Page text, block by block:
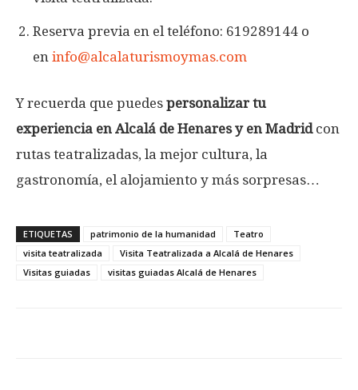
Reserva previa en el teléfono: 619289144 o
en info@alcalaturismoymas.com
Y recuerda que puedes personalizar tu
experiencia en Alcalá de Henares y en Madridcon
rutas teatralizadas, la mejor cultura, la
gastronomía, el alojamiento y más sorpresas…
ETIQUETAS patrimonio de la humanidad
Teatro
visita teatralizada
Visita Teatralizada a Alcalá de Henares
Visitas guiadas
visitas guiadas Alcalá de Henares